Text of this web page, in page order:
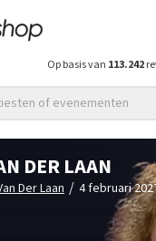
Op basis van 113.242
of evenementen
DER LAAN
Der Laan / 4 februari